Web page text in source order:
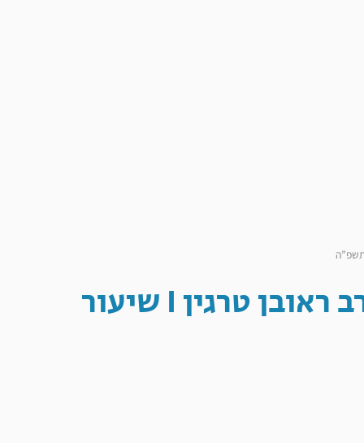
חנוכה – יום טוב של הלל והודאה I הרב ראובן טרגין I שיעור